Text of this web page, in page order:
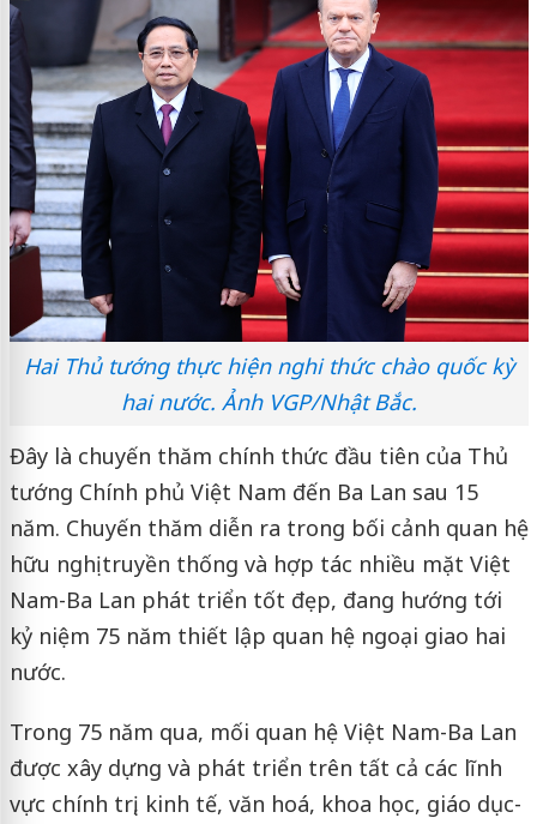
Hai Thủ tướng thực hiện nghi thức chào quốc kỳ
hai nước. Ảnh VGP/Nhật Bắc.
Đây là chuyến thăm chính thức đầu tiên của Thủ
tướng Chính phủ Việt Nam đến Ba Lan sau 15
năm. Chuyến thăm diễn ra trong bối cảnh quan hệ
hữu nghị truyền thống và hợp tác nhiều mặt Việt
Nam-Ba Lan phát triển tốt đẹp, đang hướng tới
kỷ niệm 75 năm thiết lập quan hệ ngoại giao hai
nước.
Trong 75 năm qua, mối quan hệ Việt Nam-Ba Lan
được xây dựng và phát triển trên tất cả các lĩnh
vực chính trị, kinh tế, văn hoá, khoa học, giáo dục-